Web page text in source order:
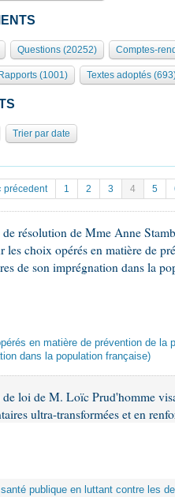
Questions (20252) Comptes-
Rapports (1001) Textes adoptés
Trier par date
précedent 1 2 3 4 5
résolution de Mme Anne
les choix opérés en matière de
de son imprégnation dans la
en matière de prévention de la
dans la population française)
loi de M. Loïc Prud'homme
ultra-transformées et en
publique en luttant contre les